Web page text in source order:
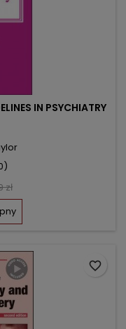
IN PSYCHIATRY
zł
favorite_border